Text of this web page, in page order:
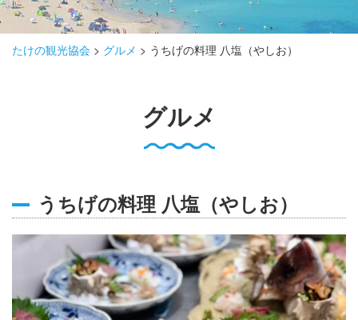
おみやげ
0796-47-1080
お電話受付時間 9:00〜17:00
たけの観光協会 > グルメ > うちげの料理 八塩（やしお）
グルメ
うちげの料理 八塩（やしお）